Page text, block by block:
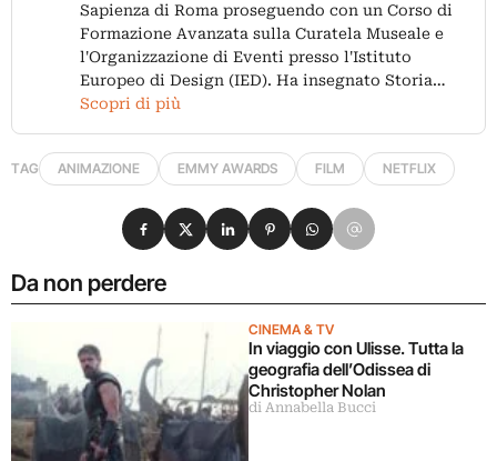
Sapienza di Roma proseguendo con un Corso di
Formazione Avanzata sulla Curatela Museale e
l'Organizzazione di Eventi presso l'Istituto
Europeo di Design (IED). Ha insegnato Storia…
Scopri di più
TAG ANIMAZIONE EMMY AWARDS FILM NETFLIX
Da non perdere
CINEMA & TV
In viaggio con Ulisse. Tutta la
geografia dell’Odissea di
Christopher Nolan
di Annabella Bucci
Condividi su Facebook
Condividi su X
Condividi su LinkedIn
Condividi su Pinterest
Condividi su WhatsApp
Condividi su Email